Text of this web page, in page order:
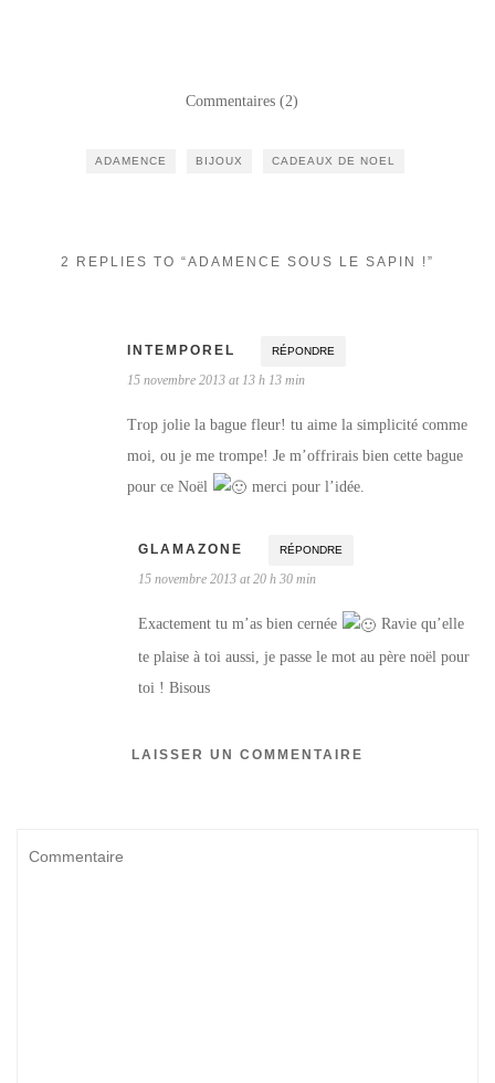
Commentaires (2)
ADAMENCE BIJOUX CADEAUX DE NOEL
2 REPLIES TO “ADAMENCE SOUS LE SAPIN !”
INTEMPOREL RÉPONDRE
15 novembre 2013 at 13 h 13 min
Trop jolie la bague fleur! tu aime la simplicité comme
moi, ou je me trompe! Je m’offrirais bien cette bague
pour ce Noël
merci pour l’idée.
GLAMAZONE RÉPONDRE
15 novembre 2013 at 20 h 30 min
Exactement tu m’as bien cernée
Ravie qu’elle
te plaise à toi aussi, je passe le mot au père noël pour
toi ! Bisous
LAISSER UN COMMENTAIRE